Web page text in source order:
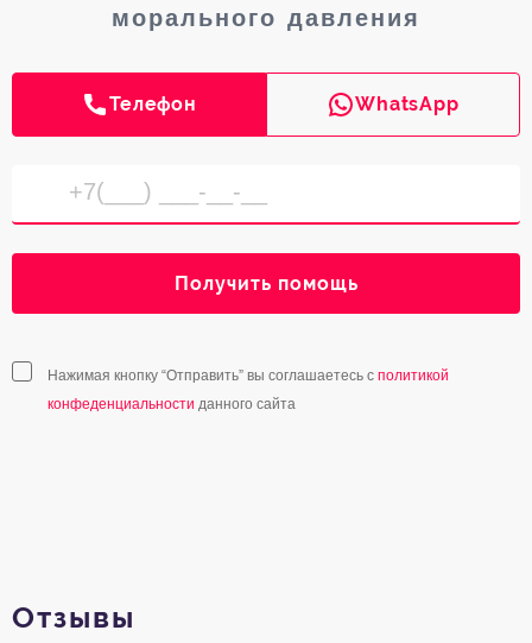
морального давления
Телефон WhatsApp
Получить помощь
Нажимая кнопку “Отправить” вы соглашаетесь с политикой
конфеденциальности данного сайта
Отзывы